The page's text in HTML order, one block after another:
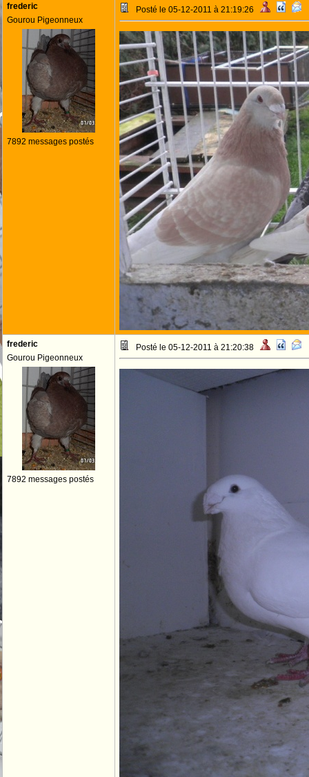
frederic
Gourou Pigeonneux
7892 messages postés
Posté le 05-12-2011 à 21:19:26
frederic
Gourou Pigeonneux
7892 messages postés
Posté le 05-12-2011 à 21:20:38